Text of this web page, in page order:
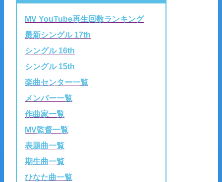
MV YouTube再生回数ランキング
最新シングル 17th
シングル 16th
シングル 15th
楽曲センター一覧
メンバー一覧
作曲家一覧
MV監督一覧
表題曲一覧
期生曲一覧
ひなた曲一覧